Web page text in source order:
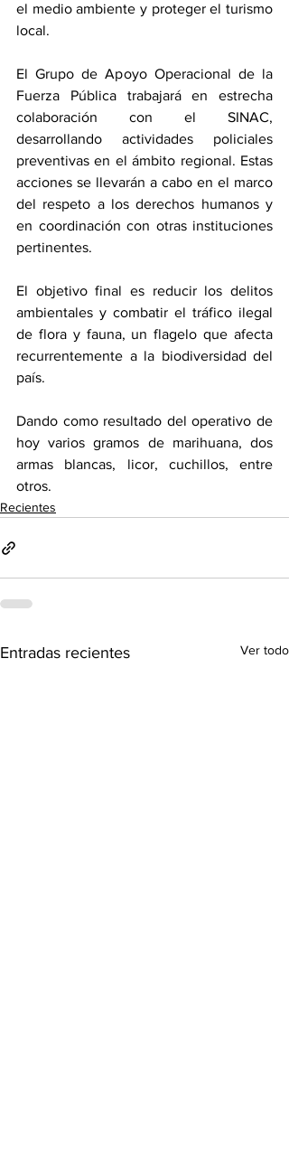
el medio ambiente y proteger el turismo
local.
El Grupo de Apoyo Operacional de la
Fuerza Pública trabajará en estrecha
colaboración con el SINAC,
desarrollando actividades policiales
preventivas en el ámbito regional. Estas
acciones se llevarán a cabo en el marco
del respeto a los derechos humanos y
en coordinación con otras instituciones
pertinentes.
El objetivo final es reducir los delitos
ambientales y combatir el tráfico ilegal
de flora y fauna, un flagelo que afecta
recurrentemente a la biodiversidad del
país.
Dando como resultado del operativo de
hoy varios gramos de marihuana, dos
armas blancas, licor, cuchillos, entre
otros.
Recientes
Entradas recientes Ver todo